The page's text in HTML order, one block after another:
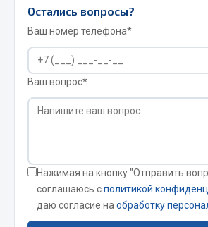
Весь раздел
Запчасти КамАЗ
Двигатель
Система питания
Сцепление
Коробка передач
помогают безопасно
Остались вопросы?
Ваш номер телефона*
Ваш вопрос*
Нажимая на кнопку "Отправить
соглашаюсь сполитикой
даю согласие на обработку